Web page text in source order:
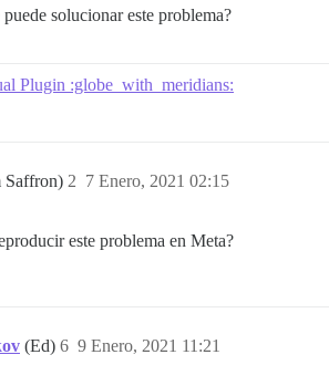
puede solucionar este problema?
Plugin :globe_with_meridians:
Saffron) 7 Enero, 2021 02:15
2
este problema en Meta?
(Ed) 9 Enero, 2021 11:21
6